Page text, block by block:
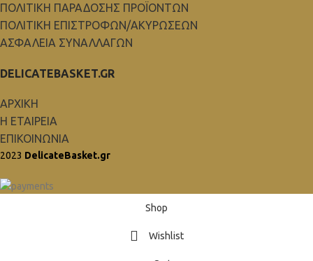
ΠΟΛΙΤΙΚΗ ΠΑΡΑΔΟΣΗΣ ΠΡΟΪΟΝΤΩΝ
ΠΟΛΙΤΙΚΗ ΕΠΙΣΤΡΟΦΩΝ/ΑΚΥΡΩΣΕΩΝ
ΑΣΦΑΛΕΙΑ ΣΥΝΑΛΛΑΓΩΝ
DELICATEBASKET.GR
ΑΡΧΙΚΗ
Η ΕΤΑΙΡΕΙΑ
ΕΠΙΚΟΙΝΩΝΙΑ
2023 DelicateBasket.gr
Shop
Wishlist